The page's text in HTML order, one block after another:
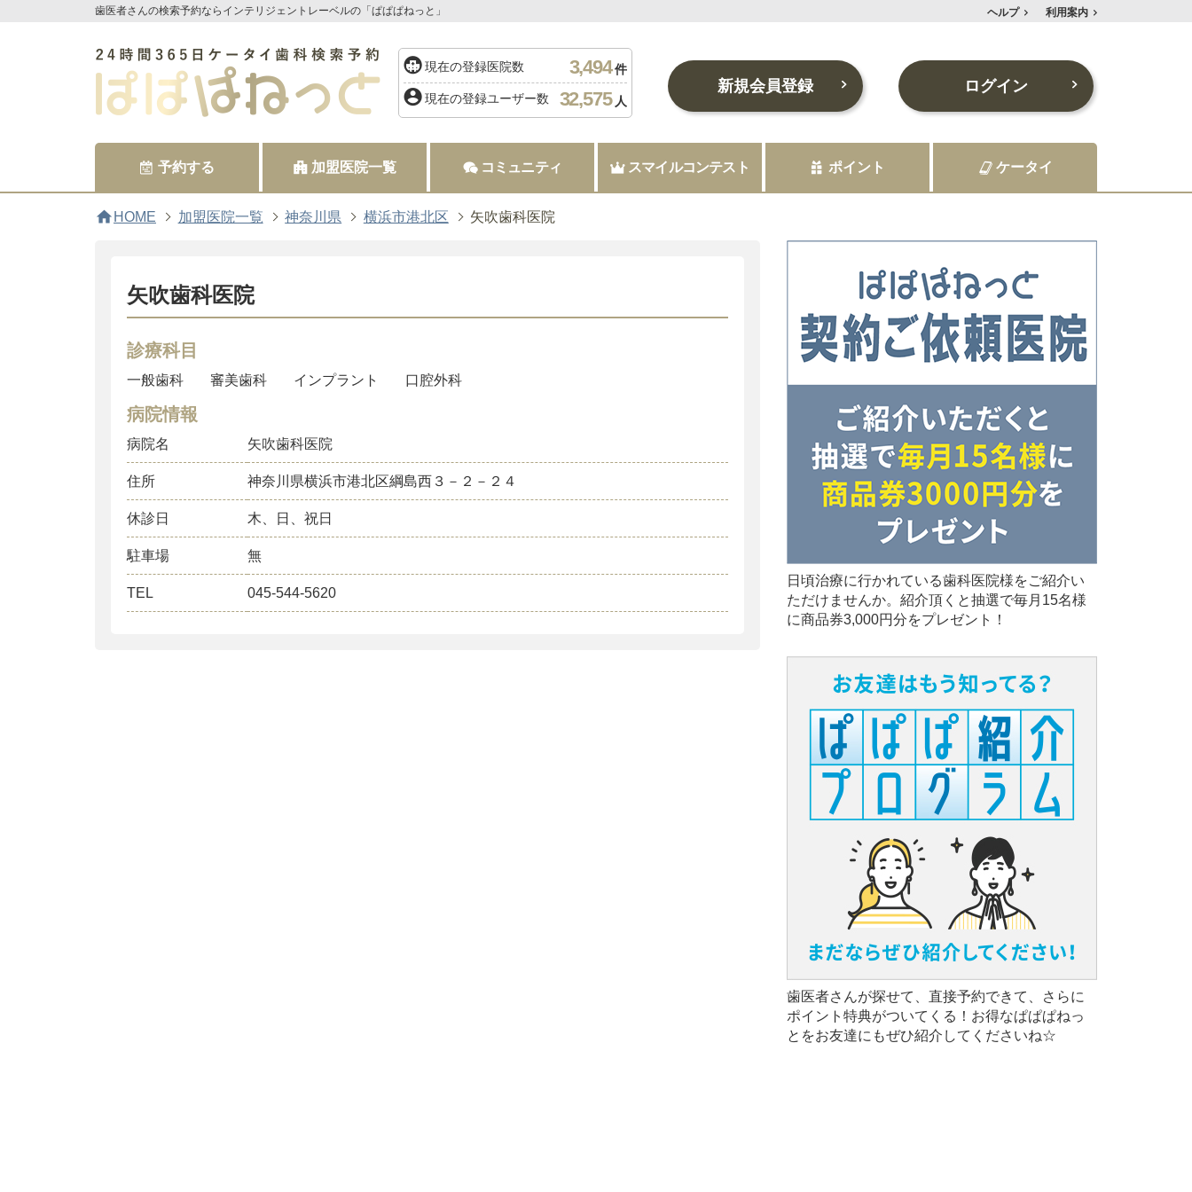
歯医者さんの検索予約ならインテリジェントレーベルの「ぱぱぱねっと」 ヘルプ 利用案内
現在の登録医院数 3,494件
現在の登録ユーザー数 32,575 人
新規会員登録 ログイン
予約する 加盟医院一覧 コミュニティ スマイルコンテスト ポイント ケータイ
home HOME 加盟医院一覧 神奈川県 横浜市港北区 矢吹歯科医院
矢吹歯科医院
診療科目
一般歯科 審美歯科 インプラント 口腔外科
病院情報
病院名 矢吹歯科医院
住所 神奈川県横浜市港北区綱島西３－２－２４
休診日 木、日、祝日
駐車場 無
TEL 045-544-5620
日頃治療に行かれている歯科医院様をご紹介い
ただけませんか。紹介頂くと抽選で毎月15名様
に商品券3,000円分をプレゼント！
歯医者さんが探せて、直接予約できて、さらに
ポイント特典がついてくる！お得なぱぱぱねっ
とをお友達にもぜひ紹介してくださいね☆